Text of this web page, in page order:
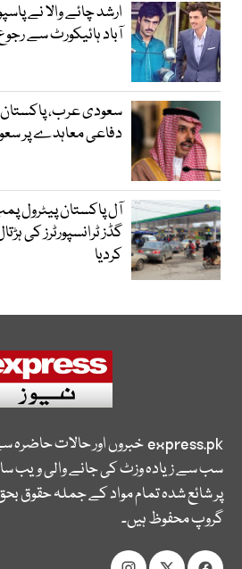
ارشد چائے والا نے
آباد ہائیکورٹ سے
سعودی عرب، پاکستان
دفاعی معاہدے پر
آل پاکستان پیٹرول
گڈز ٹرانسپورٹرز کی
کردیا
express.pkخبروں اور حالات حاضرہ
سب سے زیادہ وزٹ کی جانے والی ویب
پر شائع شدہ تمام مواد کے جملہ حقوق
گروپ محفوظ ہیں۔